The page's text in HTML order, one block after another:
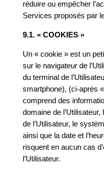
réduire ou empêcher
Services proposés par
9.1. « COOKIES »
Un « cookie » est un
sur le navigateur de
du terminal de
smartphone), (ci-après
comprend des
domaine de
de l’Utilisateur, le
ainsi que la date et
risquent en aucun cas
l’Utilisateur.